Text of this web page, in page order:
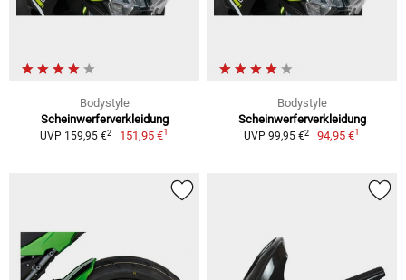
Bodystyle
Scheinwerferverkleidung
UVP 159,95 €2 151,95 €1
Bodystyle
Scheinwerferverkleidung
UVP 99,95 €2 94,95 €1